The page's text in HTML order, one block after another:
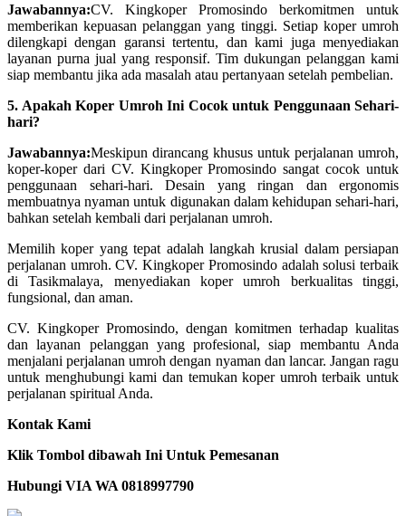
Jawabannya:CV. Kingkoper Promosindo berkomitmen untuk
memberikan kepuasan pelanggan yang tinggi. Setiap koper umroh
dilengkapi dengan garansi tertentu, dan kami juga menyediakan
layanan purna jual yang responsif. Tim dukungan pelanggan kami
siap membantu jika ada masalah atau pertanyaan setelah pembelian.
5. Apakah Koper Umroh Ini Cocok untuk Penggunaan Sehari-
hari?
Jawabannya:Meskipun dirancang khusus untuk perjalanan umroh,
koper-koper dari CV. Kingkoper Promosindo sangat cocok untuk
penggunaan sehari-hari. Desain yang ringan dan ergonomis
membuatnya nyaman untuk digunakan dalam kehidupan sehari-hari,
bahkan setelah kembali dari perjalanan umroh.
Memilih koper yang tepat adalah langkah krusial dalam persiapan
perjalanan umroh. CV. Kingkoper Promosindo adalah solusi terbaik
di Tasikmalaya, menyediakan koper umroh berkualitas tinggi,
fungsional, dan aman.
CV. Kingkoper Promosindo, dengan komitmen terhadap kualitas
dan layanan pelanggan yang profesional, siap membantu Anda
menjalani perjalanan umroh dengan nyaman dan lancar. Jangan ragu
untuk menghubungi kami dan temukan koper umroh terbaik untuk
perjalanan spiritual Anda.
Kontak Kami
Klik Tombol dibawah Ini Untuk Pemesanan
Hubungi VIA WA 0818997790